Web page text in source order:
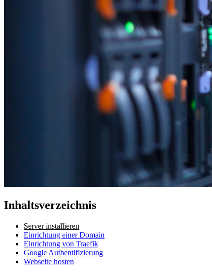
Inhaltsverzeichnis
Server installieren
Einrichtung einer Domain
Einrichtung von Traefik
Google Authentifizierung
Webseite hosten